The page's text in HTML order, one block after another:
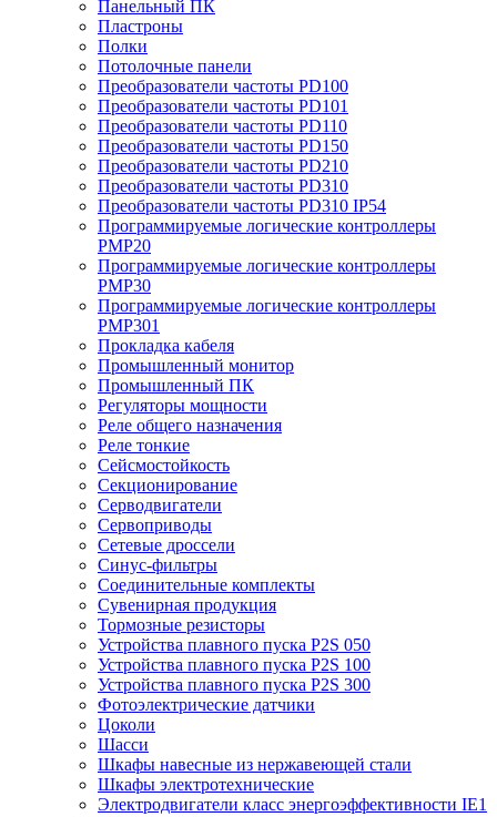
Панельный ПК
Пластроны
Полки
Потолочные панели
Преобразователи частоты PD100
Преобразователи частоты PD101
Преобразователи частоты PD110
Преобразователи частоты PD150
Преобразователи частоты PD210
Преобразователи частоты PD310
Преобразователи частоты PD310 IP54
Программируемые логические контроллеры
PMP20
Программируемые логические контроллеры
PMP30
Программируемые логические контроллеры
PMP301
Прокладка кабеля
Промышленный монитор
Промышленный ПК
Регуляторы мощности
Реле общего назначения
Реле тонкие
Сейсмостойкость
Секционирование
Серводвигатели
Сервоприводы
Сетевые дроссели
Синус-фильтры
Соединительные комплекты
Сувенирная продукция
Тормозные резисторы
Устройства плавного пуска P2S 050
Устройства плавного пуска P2S 100
Устройства плавного пуска P2S 300
Фотоэлектрические датчики
Цоколи
Шасси
Шкафы навесные из нержавеющей стали
Шкафы электротехнические
Электродвигатели класс энергоэффективности IE1